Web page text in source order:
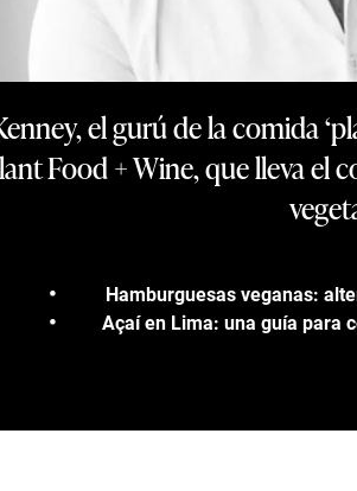
el gurú de la comida
Food + Wine, que lleva el
Hamburguesas veganas:
Açaí en Lima: una guía para